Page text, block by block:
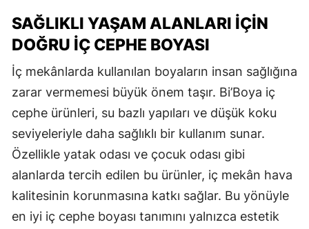
SAĞLIKLI YAŞAM ALANLARI İÇIN
DOĞRU İÇ CEPHE BOYASI
İç mekânlarda kullanılan boyaların insan sağlığına
zarar vermemesi büyük önem taşır. Bi’Boya iç
cephe ürünleri, su bazlı yapıları ve düşük koku
seviyeleriyle daha sağlıklı bir kullanım sunar.
Özellikle yatak odası ve çocuk odası gibi
alanlarda tercih edilen bu ürünler, iç mekân hava
kalitesinin korunmasına katkı sağlar. Bu yönüyle
en iyi iç cephe boyası tanımını yalnızca estetik